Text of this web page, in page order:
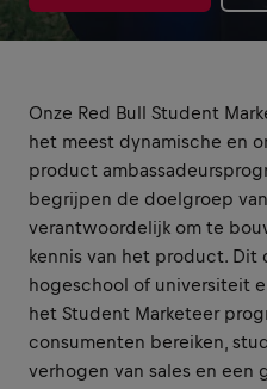
Onze Red Bull Student
het meest dynamische en
product
begrijpen de doelgroep
verantwoordelijk om te
kennis van het product. Dit
hogeschool of universiteit
het Student Marketeer
consumenten bereiken,
verhogen van sales en een